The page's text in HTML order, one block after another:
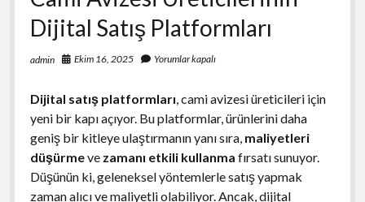
Parasız Instagram Türk Takipçi Hilesi
Sayfa Listesi
Dijital Satış Platformları
admin Ekim 16, 2025 Yorumlar kapalı
Dijital satış platformları, cami avizesi üreticileri için
yeni bir kapı açıyor. Bu platformlar, ürünlerini daha
geniş bir kitleye ulaştırmanın yanı sıra, maliyetleri
düşürmeve zamanı etkili kullanma fırsatı sunuyor.
Düşünün ki, geleneksel yöntemlerle satış yapmak
zaman alıcı ve maliyetli olabiliyor. Ancak, dijital